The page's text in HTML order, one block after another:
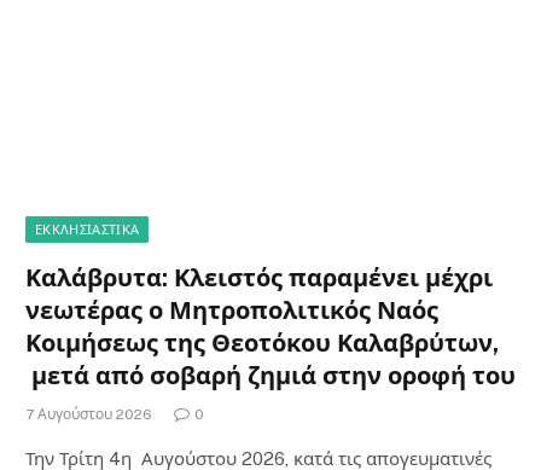
ΕΚΚΛΗΣΙΑΣΤΙΚΑ
Καλάβρυτα: Κλειστός παραμένει μέχρι
νεωτέρας ο Μητροπολιτικός Ναός
Κοιμήσεως της Θεοτόκου Καλαβρύτων,
μετά από σοβαρή ζημιά στην οροφή του
7 Αυγούστου 2026 0
Την Τρίτη 4η Αυγούστου 2026, κατά τις απογευματινές